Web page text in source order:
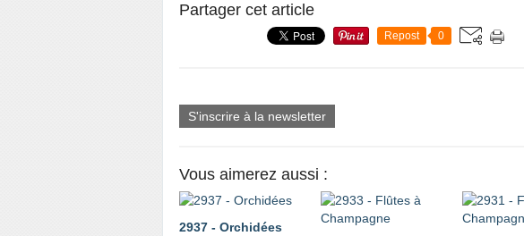
Partager cet article
Repost 0
S'inscrire à la newsletter
Vous aimerez aussi :
2937 - Orchidées